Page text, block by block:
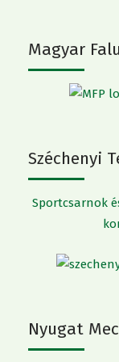
Magyar
Széchenyi
Sportcsarnok
Nyugat